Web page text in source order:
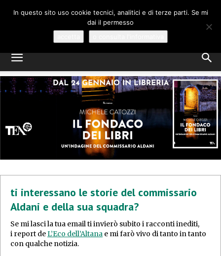
MICHELE CATOZZI
GIALLI E MYSTERY, A VENEZIA
ti interessano le storie del commissario
Aldani e della sua squadra?
Se mi lasci la tua email ti invierò subito i racconti inediti,
i report deL’Eco dell’Altana e mi farò vivo di tanto in tanto
con qualche notizia.
In questo sito uso cookie tecnici, analitici e di terze parti. Se mi
dai il permesso